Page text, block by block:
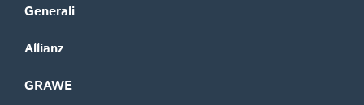
Generali
Allianz
GRAWE